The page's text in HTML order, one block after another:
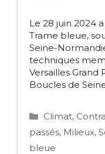
Le 28 juin 2024
Trame bleue,
Seine-
techniques
Versailles Grand
Boucles de
Catégories
Climat,
passés, Milieux,
bleue